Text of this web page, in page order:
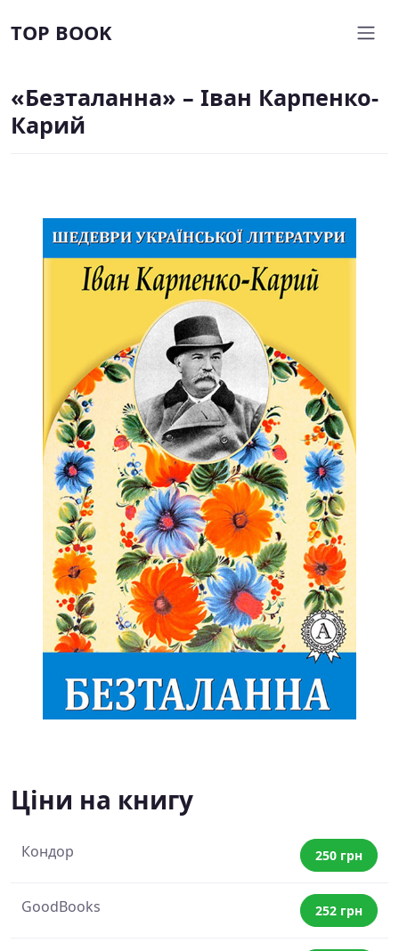
TOP BOOK
«Безталанна» – Іван Карпенко-
Карий
Ціни на книгу
Кондор 250 грн
GoodBooks 252 грн